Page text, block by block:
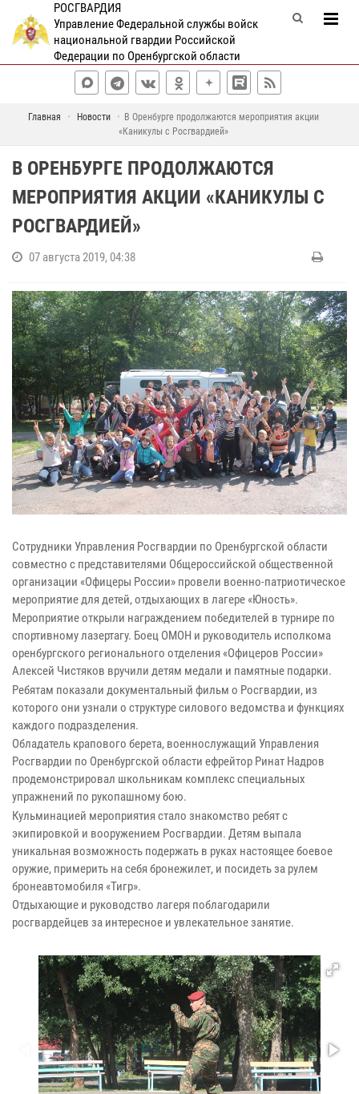
РОСГВАРДИЯ
Управление Федеральной службы войск
национальной гвардии Российской
Федерации по Оренбургской области
Главная Новости
В Оренбурге продолжаются мероприятия акции
«Каникулы с Росгвардией»
В ОРЕНБУРГЕ ПРОДОЛЖАЮТСЯ
МЕРОПРИЯТИЯ АКЦИИ «КАНИКУЛЫ С
РОСГВАРДИЕЙ»
07 августа 2019, 04:38
Сотрудники Управления Росгвардии по Оренбургской области
совместно с представителями Общероссийской общественной
организации «Офицеры России» провели военно-патриотическое
мероприятие для детей, отдыхающих в лагере «Юность».
Мероприятие открыли награждением победителей в турнире по
спортивному лазертагу. Боец ОМОН и руководитель исполкома
оренбургского регионального отделения «Офицеров России»
Алексей Чистяков вручили детям медали и памятные подарки.
Ребятам показали документальный фильм о Росгвардии, из
которого они узнали о структуре силового ведомства и функциях
каждого подразделения.
Обладатель крапового берета, военнослужащий Управления
Росгвардии по Оренбургской области ефрейтор Ринат Надров
продемонстрировал школьникам комплекс специальных
упражнений по рукопашному бою.
Кульминацией мероприятия стало знакомство ребят с
экипировкой и вооружением Росгвардии. Детям выпала
уникальная возможность подержать в руках настоящее боевое
оружие, примерить на себя бронежилет, и посидеть за рулем
бронеавтомобиля «Тигр».
Отдыхающие и руководство лагеря поблагодарили
росгвардейцев за интересное и увлекательное занятие.